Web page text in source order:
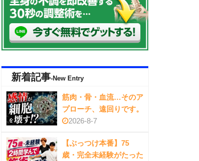
新着記事-New Entry
筋肉・骨・血流…そのア
プローチ、遠回りです。
2026-8-7
【ぶっつけ本番】75
歳・完全未経験がたった